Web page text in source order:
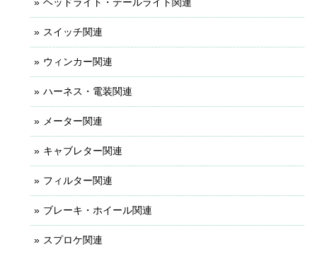
スイッチ関連
ウィンカー関連
ハーネス・電装関連
メーター関連
キャブレター関連
フィルター関連
ブレーキ・ホイール関連
スプロケ関連